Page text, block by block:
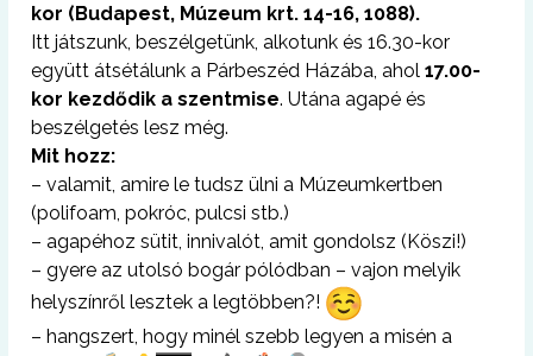
kor (Budapest, Múzeum krt. 14-16, 1088).
Itt játszunk, beszélgetünk, alkotunk és 16.30-kor
együtt átsétálunk a Párbeszéd Házába, ahol17.00-
kor kezdődik a szentmise. Utána agapé és
beszélgetés lesz még.
Mit hozz:
– valamit, amire le tudsz ülni a Múzeumkertben
(polifoam, pokróc, pulcsi stb.)
– agapéhoz sütit, innivalót, amit gondolsz (Köszi!)
– gyere az utolsó bogár pólódban – vajon melyik
helyszínről lesztek a legtöbben?!
– hangszert, hogy minél szebb legyen a misén a